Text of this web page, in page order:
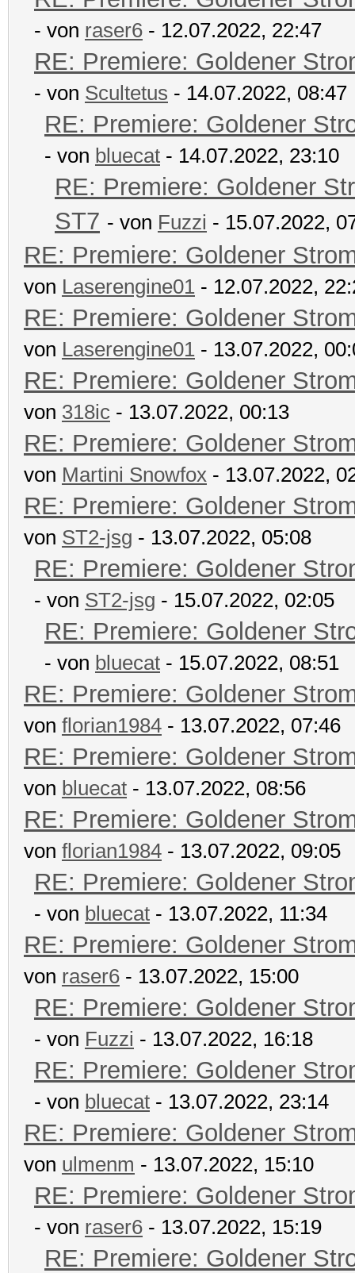
- von raser6 - 12.07.2022, 22:47
RE: Premiere: Goldener
- von Scultetus - 14.07.2022, 08:47
RE: Premiere: Goldener
- von bluecat - 14.07.2022, 23:10
RE: Premiere: Goldener
ST7 - von Fuzzi - 15.07.2022,
RE: Premiere: Goldener
von Laserengine01 - 12.07.2022,
RE: Premiere: Goldener
von Laserengine01 - 13.07.2022,
RE: Premiere: Goldener
von 318ic - 13.07.2022, 00:13
RE: Premiere: Goldener
von Martini Snowfox - 13.07.2022,
RE: Premiere: Goldener
von ST2-jsg - 13.07.2022, 05:08
RE: Premiere: Goldener
- von ST2-jsg - 15.07.2022, 02:05
RE: Premiere: Goldener
- von bluecat - 15.07.2022, 08:51
RE: Premiere: Goldener
von florian1984 - 13.07.2022, 07:46
RE: Premiere: Goldener
von bluecat - 13.07.2022, 08:56
RE: Premiere: Goldener
von florian1984 - 13.07.2022, 09:05
RE: Premiere: Goldener
- von bluecat - 13.07.2022, 11:34
RE: Premiere: Goldener
von raser6 - 13.07.2022, 15:00
RE: Premiere: Goldener
- von Fuzzi - 13.07.2022, 16:18
RE: Premiere: Goldener
- von bluecat - 13.07.2022, 23:14
RE: Premiere: Goldener
von ulmenm - 13.07.2022, 15:10
RE: Premiere: Goldener
- von raser6 - 13.07.2022, 15:19
RE: Premiere: Goldener